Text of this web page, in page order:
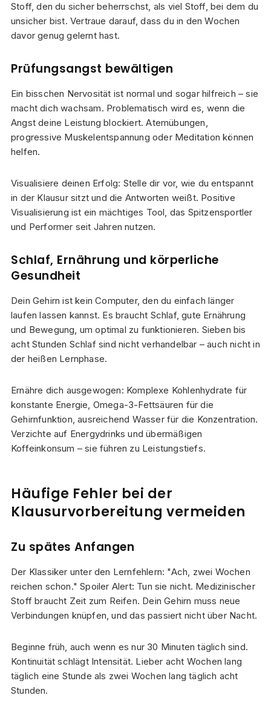
Stoff, den du sicher beherrschst, als viel Stoff, bei dem du
unsicher bist. Vertraue darauf, dass du in den Wochen
davor genug gelernt hast.
Prüfungsangst bewältigen
Ein bisschen Nervosität ist normal und sogar hilfreich – sie
macht dich wachsam. Problematisch wird es, wenn die
Angst deine Leistung blockiert. Atemübungen,
progressive Muskelentspannung oder Meditation können
helfen.
Visualisiere deinen Erfolg: Stelle dir vor, wie du entspannt
in der Klausur sitzt und die Antworten weißt. Positive
Visualisierung ist ein mächtiges Tool, das Spitzensportler
und Performer seit Jahren nutzen.
Schlaf, Ernährung und körperliche
Gesundheit
Dein Gehirn ist kein Computer, den du einfach länger
laufen lassen kannst. Es braucht Schlaf, gute Ernährung
und Bewegung, um optimal zu funktionieren. Sieben bis
acht Stunden Schlaf sind nicht verhandelbar – auch nicht in
der heißen Lernphase.
Ernähre dich ausgewogen: Komplexe Kohlenhydrate für
konstante Energie, Omega-3-Fettsäuren für die
Gehirnfunktion, ausreichend Wasser für die Konzentration.
Verzichte auf Energydrinks und übermäßigen
Koffeinkonsum – sie führen zu Leistungstiefs.
Häufige Fehler bei der
Klausurvorbereitung vermeiden
Zu spätes Anfangen
Der Klassiker unter den Lernfehlern: "Ach, zwei Wochen
reichen schon." Spoiler Alert: Tun sie nicht. Medizinischer
Stoff braucht Zeit zum Reifen. Dein Gehirn muss neue
Verbindungen knüpfen, und das passiert nicht über Nacht.
Beginne früh, auch wenn es nur 30 Minuten täglich sind.
Kontinuität schlägt Intensität. Lieber acht Wochen lang
täglich eine Stunde als zwei Wochen lang täglich acht
Stunden.